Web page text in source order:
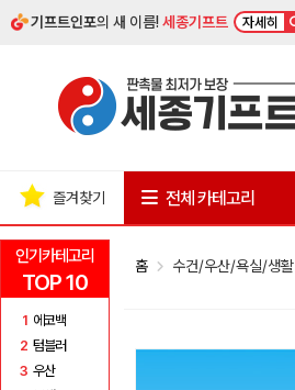
기프트인포의 새 이름!세종기프트 자세히
인기카테고리
TOP 10
1 에코백
2 텀블러
3 우산
즐겨찾기 전체 카테고리
홈 수건/우산/욕실/생활